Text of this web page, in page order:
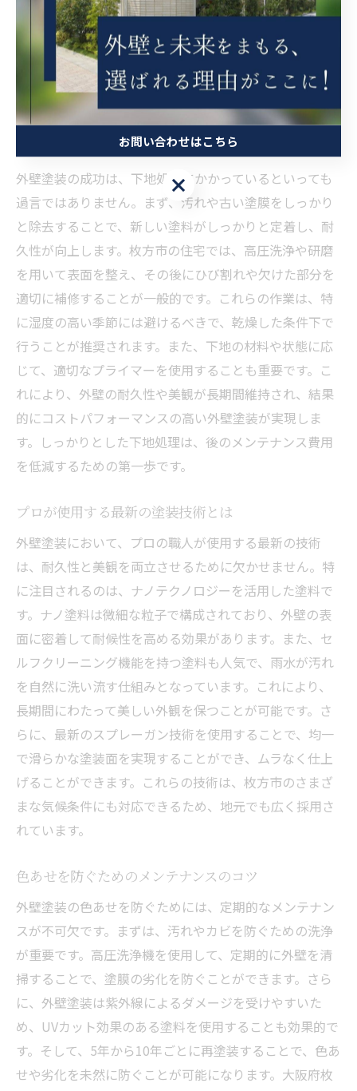
施工事例を参考にしたカスタマイズされたデザインの提
案も行われ、個々の家の特徴に合わせた最適な外壁塗装
が可能となります。信頼できる専門家のアドバイスを受
けることで、確実に失敗のない塗装計画が立てられるで
しょう。
塗装前の下地処理の重要性とその方法
外壁塗装の成功は、下地処理にかかっているといっても
過言ではありません。まず、汚れや古い塗膜をしっかり
と除去することで、新しい塗料がしっかりと定着し、耐
久性が向上します。枚方市の住宅では、高圧洗浄や研磨
を用いて表面を整え、その後にひび割れや欠けた部分を
適切に補修することが一般的です。これらの作業は、特
に湿度の高い季節には避けるべきで、乾燥した条件下で
行うことが推奨されます。また、下地の材料や状態に応
じて、適切なプライマーを使用することも重要です。こ
れにより、外壁の耐久性や美観が長期間維持され、結果
的にコストパフォーマンスの高い外壁塗装が実現しま
す。しっかりとした下地処理は、後のメンテナンス費用
を低減するための第一歩です。
プロが使用する最新の塗装技術とは
外壁塗装において、プロの職人が使用する最新の技術
は、耐久性と美観を両立させるために欠かせません。特
に注目されるのは、ナノテクノロジーを活用した塗料で
す。ナノ塗料は微細な粒子で構成されており、外壁の表
面に密着して耐候性を高める効果があります。また、セ
ルフクリーニング機能を持つ塗料も人気で、雨水が汚れ
を自然に洗い流す仕組みとなっています。これにより、
長期間にわたって美しい外観を保つことが可能です。さ
らに、最新のスプレーガン技術を使用することで、均一
で滑らかな塗装面を実現することができ、ムラなく仕上
げることができます。これらの技術は、枚方市のさまざ
まな気候条件にも対応できるため、地元でも広く採用さ
れています。
色あせを防ぐためのメンテナンスのコツ
外壁塗装の色あせを防ぐためには、定期的なメンテナン
スが不可欠です。まずは、汚れやカビを防ぐための洗浄
が重要です。高圧洗浄機を使用して、定期的に外壁を清
掃することで、塗膜の劣化を防ぐことができます。さら
に、外壁塗装は紫外線によるダメージを受けやすいた
め、UVカット効果のある塗料を使用することも効果的で
す。そして、5年から10年ごとに再塗装することで、色あ
せや劣化を未然に防ぐことが可能になります。大阪府枚
お問い合わせはこちら
お問い合わせはこちら